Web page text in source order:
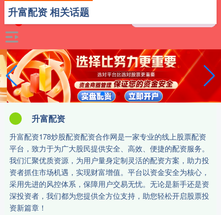
升富配资
升富配资178炒股配资配资合作网是一家专业的线上股票配资
平台，致力于为广大股民提供安全、高效、便捷的配资服务。
我们汇聚优质资源，为用户量身定制灵活的配资方案，助力投
资者抓住市场机遇，实现财富增值。平台以资金安全为核心，
采用先进的风控体系，保障用户交易无忧。无论是新手还是资
深投资者，我们都为您提供全方位支持，助您轻松开启股票投
资新篇章！
升富配资 相关话题